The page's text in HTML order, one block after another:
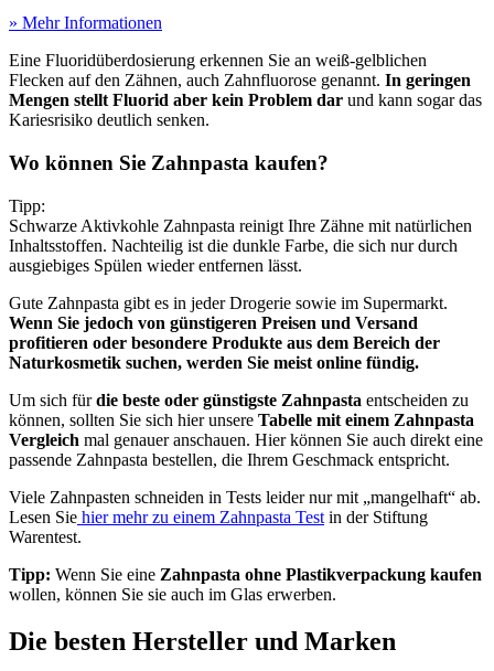
» Mehr Informationen
Eine Fluoridüberdosierung erkennen Sie an weiß-gelblichen
Flecken auf den Zähnen, auch Zahnfluorose genannt. In geringen
Mengen stellt Fluorid aber kein Problem dar und kann sogar das
Kariesrisiko deutlich senken.
Wo können Sie Zahnpasta kaufen?
Tipp:
Schwarze Aktivkohle Zahnpasta reinigt Ihre Zähne mit natürlichen
Inhaltsstoffen. Nachteilig ist die dunkle Farbe, die sich nur durch
ausgiebiges Spülen wieder entfernen lässt.
Gute Zahnpasta gibt es in jeder Drogerie sowie im Supermarkt.
Wenn Sie jedoch von günstigeren Preisen und Versand
profitieren oder besondere Produkte aus dem Bereich der
Naturkosmetik suchen, werden Sie meist online fündig.
Um sich fürdie beste oder günstigste Zahnpasta entscheiden zu
können, sollten Sie sich hier unsere Tabelle mit einem Zahnpasta
Vergleich mal genauer anschauen. Hier können Sie auch direkt eine
passende Zahnpasta bestellen, die Ihrem Geschmack entspricht.
Viele Zahnpasten schneiden in Tests leider nur mit „mangelhaft“ ab.
Lesen Sie hier mehr zu einem Zahnpasta Test in der Stiftung
Warentest.
Tipp: Wenn Sie eine Zahnpasta ohne Plastikverpackung kaufen
wollen, können Sie sie auch im Glas erwerben.
Die besten Hersteller und Marken